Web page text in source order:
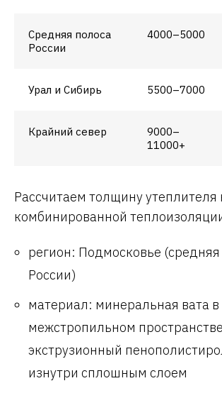
Средняя полоса
России
4000–5000
Урал и Сибирь 5500–7000
Крайний север
9000–
11000+
Рассчитаем толщину
комбинированной
регион: Подмосковье
России)
материал: минеральная вата в
межстропильном
экструзионный
изнутри сплошным слоем